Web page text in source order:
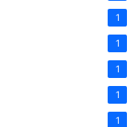
1
1
1
1
1